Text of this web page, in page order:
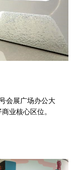
会展广场办公大
业核心区位。